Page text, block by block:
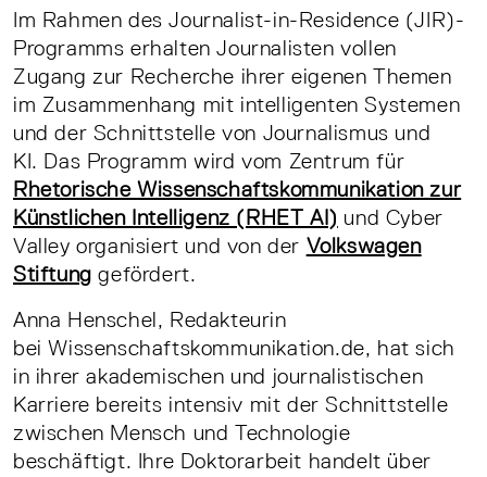
Im Rahmen des Journalist-in-Residence (JIR)-
Programms erhalten Journalisten vollen
Zugang zur Recherche ihrer eigenen Themen
im Zusammenhang mit intelligenten Systemen
und der Schnittstelle von Journalismus und
KI. Das Programm wird vom Zentrum für
Rhetorische Wissenschaftskommunikation zur
Künstlichen Intelligenz (RHET AI) und Cyber
Valley organisiert und von der Volkswagen
Stiftung gefördert.
Anna Henschel, Redakteurin
bei Wissenschaftskommunikation.de, hat sich
in ihrer akademischen und journalistischen
Karriere bereits intensiv mit der Schnittstelle
zwischen Mensch und Technologie
beschäftigt. Ihre Doktorarbeit handelt über